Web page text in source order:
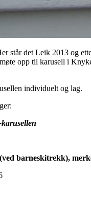
står det Leik 2013 og
opp til karusell i
individuelt og lag.
barneskitrekk),